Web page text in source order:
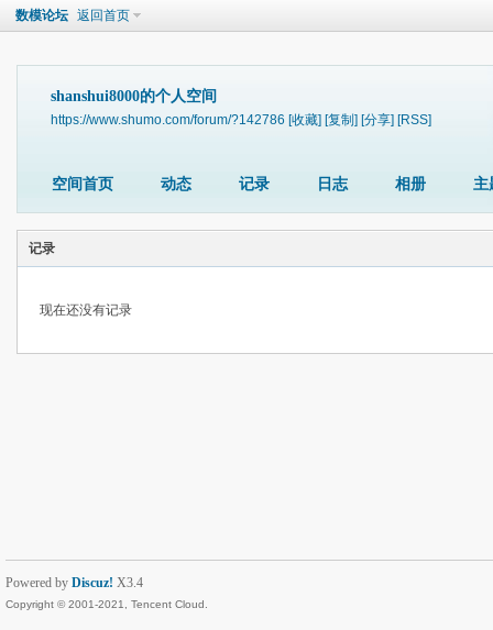
数模论坛 返回首页
shanshui8000的个人空间
https://www.shumo.com/forum/?142786 [收藏] [复制] [分享] [RSS]
空间首页 动态 记录 日志 相册 主
记录
现在还没有记录
Powered by Discuz! X3.4
Copyright © 2001-2021, Tencent Cloud.